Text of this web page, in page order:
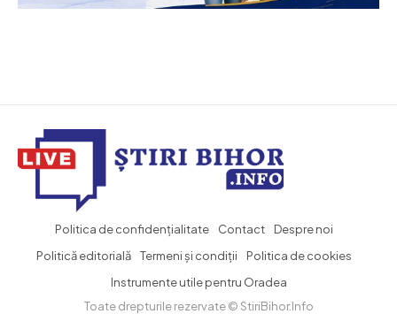
Politica de confidențialitate Contact
Despre noi
Politică editorială
Termeni și condiții
Politica de cookies
Instrumente utile pentru Oradea
Toate drepturile rezervate © StiriBihor.Info